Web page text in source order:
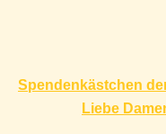
Spendenkästchen
Liebe